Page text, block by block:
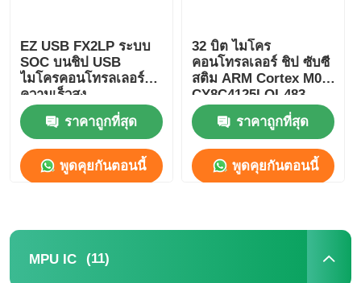
เสาอากาศสื่อสาร
ตัวเชื่อมต่อ
ชิปการจัดการพลังงาน
EZ USB FX2LP ระบบ
SOC บนชิป USB
ไมโครคอนโทรลเลอร์
ความเร็วสูง
CY7C68013A-56LTXC
ราคาถูกที่สุด
พูดคุยกันตอนนี้
32 บิต ไมโคร
คอนโทรลเลอร์ ชิป ซับซี
สติม ARM Cortex M0
CY8C4125LQI-483
ราคาถูกที่สุด
พูดคุยกันตอนนี้
MPU IC (11)